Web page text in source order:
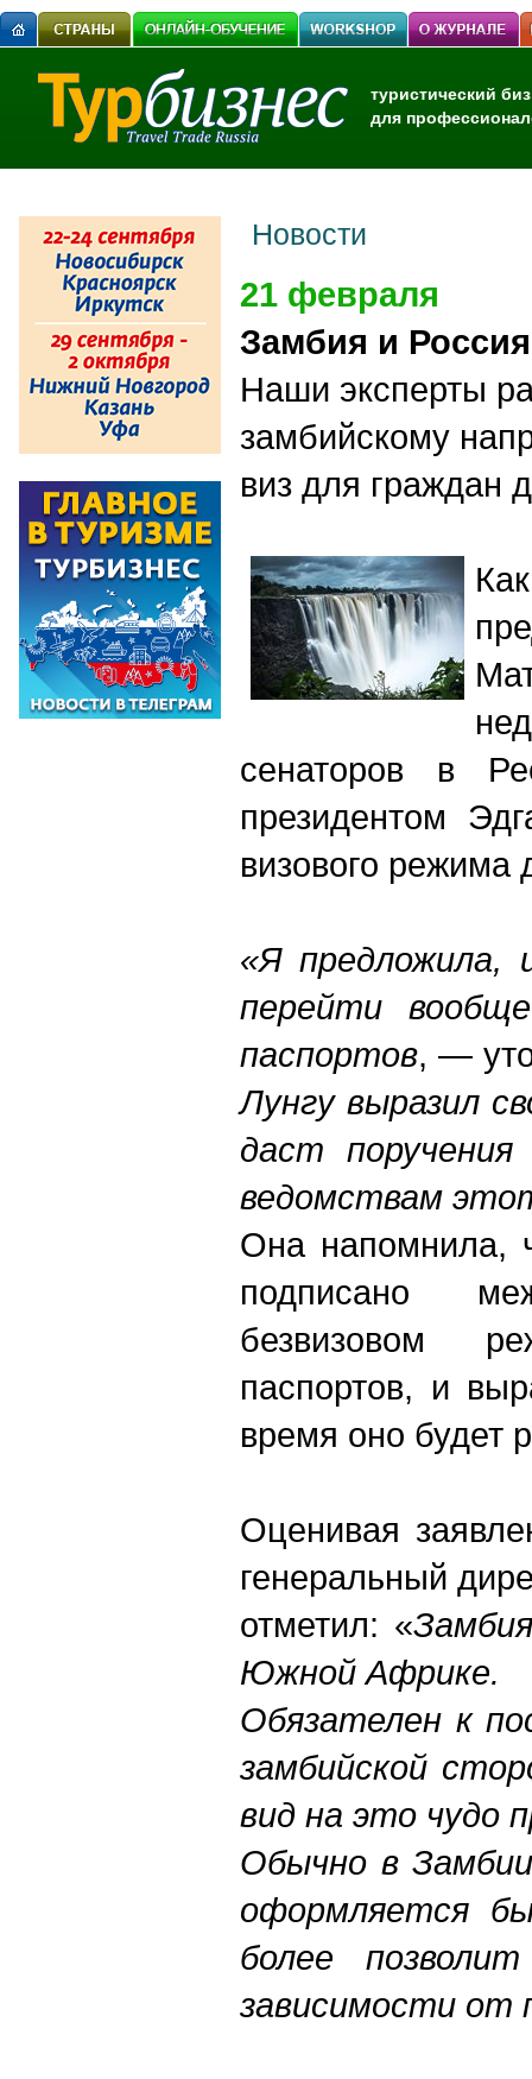
туристический
для
Новости
21 февраля
Замбия и
Наши эксперты
замбийскому
виз для граждан
сенаторов в
президентом
визового режима
«Я предложила,
перейти
паспортов, —
Лунгу выразил
даст
ведомствам
Она напомнила,
подписано
безвизовом
паспортов, и
время оно будет
Оценивая
генеральный
отметил: «
Южной Африке.
Обязателен к
замбийской
вид на это чудо
Обычно в
оформляется
более
зависимости от